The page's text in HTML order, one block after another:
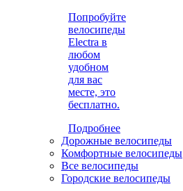
Попробуйте
велосипеды
Electra в
любом
удобном
для вас
месте, это
бесплатно.
Подробнее
Дорожные велосипеды
Комфортные велосипеды
Все велосипеды
Городские велосипеды